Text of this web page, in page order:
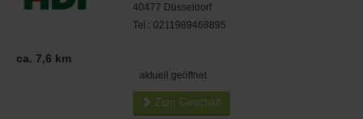
ca. 7,6 km
40477 Düsseldorf
Tel.: 0211989468895
aktuell geöffnet
Zum Geschäft